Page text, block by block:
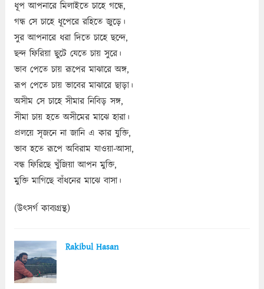
ধূপ আপনারে মিলাইতে চাহে গন্ধে,
গন্ধ সে চাহে ধূপেরে রহিতে জুড়ে।
সুর আপনারে ধরা দিতে চাহে ছন্দে,
ছন্দ ফিরিয়া ছুটে যেতে চায় সুরে।
ভাব পেতে চায় রূপের মাঝারে অঙ্গ,
রূপ পেতে চায় ভাবের মাঝারে ছাড়া।
অসীম সে চাহে সীমার নিবিড় সঙ্গ,
সীমা চায় হতে অসীমের মাঝে হারা।
প্রলয়ে সৃজনে না জানি এ কার যুক্তি,
ভাব হতে রূপে অবিরাম যাওয়া-আসা,
বন্ধ ফিরিছে খুঁজিয়া আপন মুক্তি,
মুক্তি মাগিছে বাঁধনের মাঝে বাসা।
(উৎসর্গ কাব্যগ্রন্থ)
Rakibul Hasan